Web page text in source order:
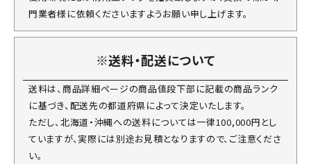
門業者様に依頼くださいますようお願い申し上げます。
※送料・配送について
送料は、商品詳細ページの商品値段下部に記載の商品ランク
に基づき、配送先の都道府県によって決定いたします。
ただし、北海道・沖縄への送料については一律100,000円とし
ていますが、実際には別途お見積となりますので、ご注意くださ
い。